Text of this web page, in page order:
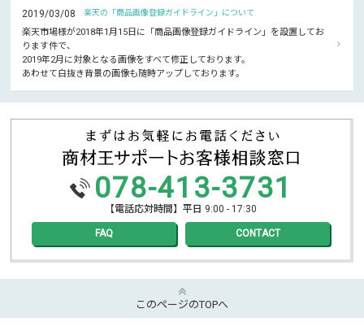
2019/03/08 楽天の「商品画像登録ガイドライン」について
楽天市場様が2018年1月15日に「商品画像登録ガイドライン」を設置してお
ります件で、
2019年2月に対象となる画像をすべて修正しております。
あわせて白抜き背景の画像も随時アップしております。
078-413-3731
【電話応対時間】平日 9:00 - 17:30
FAQ CONTACT
このページのTOPへ